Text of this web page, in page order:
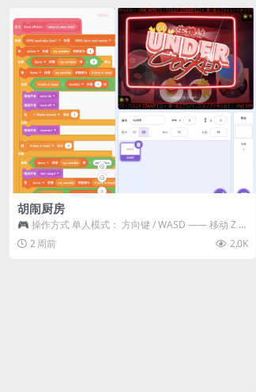
胡闹厨房
🎮 操作方式 单人模式： 方向键 / WASD —— 移动 Z /
K —— 抓...
2 周前 2.0K